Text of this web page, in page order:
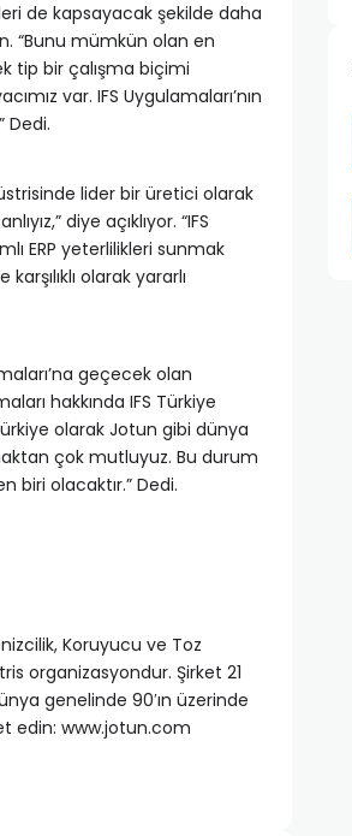
de kapsayacak şekilde daha
“Bunu mümkün olan en
tip bir çalışma biçimi
var. IFS Uygulamaları’nın
Dedi.
lider bir üretici olarak
diye açıklıyor. “IFS
ERP yeterlilikleri sunmak
olarak yararlı
geçecek olan
hakkında IFS Türkiye
olarak Jotun gibi dünya
çok mutluyuz. Bu durum
biri olacaktır.” Dedi.
Koruyucu ve Toz
organizasyondur. Şirket 21
genelinde 90′ın üzerinde
edin: www.jotun.com